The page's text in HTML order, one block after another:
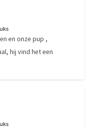
en onze pup ,
hij vind het een